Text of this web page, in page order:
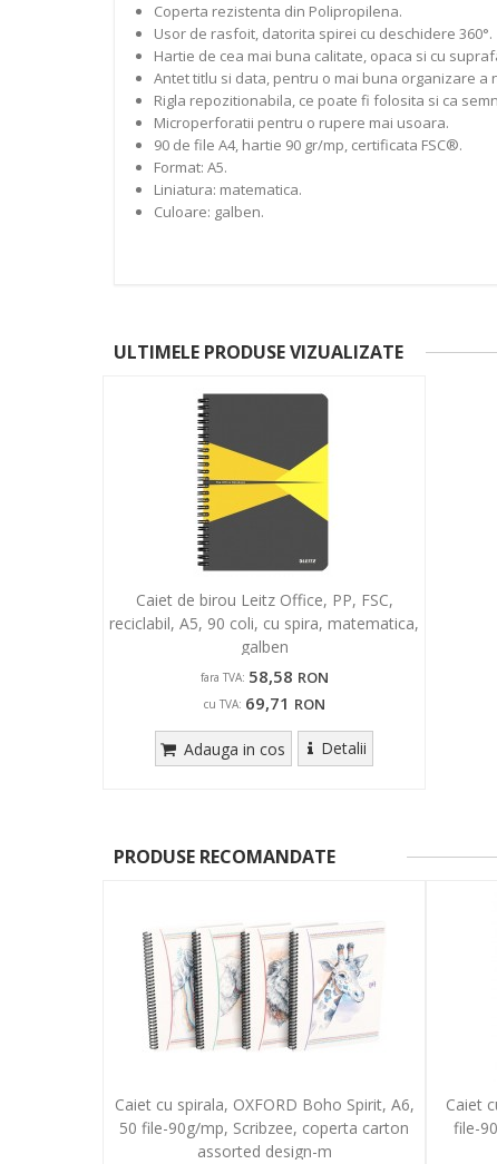
Coperta rezistenta din Polipropilena.
Usor de rasfoit, datorita spirei cu deschidere 360°.
Hartie de cea mai buna calitate, opaca si cu
Antet titlu si data, pentru o mai buna organizare a
Rigla repozitionabila, ce poate fi folosita si ca
Microperforatii pentru o rupere mai usoara.
90 de file A4, hartie 90 gr/mp, certificata FSC®.
Format: A5.
Liniatura: matematica.
Culoare: galben.
ULTIMELE PRODUSE VIZUALIZATE
Caiet de birou Leitz Office, PP, FSC,
reciclabil, A5, 90 coli, cu spira, matematica,
galben
fara TVA: 58,58 RON
cu TVA: 69,71 RON
Adauga in cos Detalii
PRODUSE RECOMANDATE
Caiet cu spirala, OXFORD Boho Spirit, A6,
50 file-90g/mp, Scribzee, coperta carton
assorted design-m
Caiet
file-